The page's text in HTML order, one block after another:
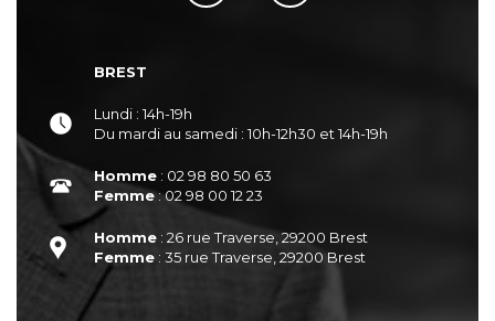
BREST
Lundi : 14h-19h
Du mardi au samedi : 10h-12h30 et 14h-19h
Homme : 02 98 80 50 63
Femme: 02 98 00 12 23
Homme : 26 rue Traverse, 29200 Brest
Femme : 35 rue Traverse, 29200 Brest